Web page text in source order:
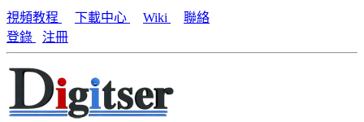
視頻教程 下載中心 Wiki
聯絡
登錄
注冊